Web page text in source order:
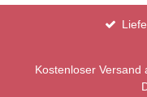
Kostenloser Versand